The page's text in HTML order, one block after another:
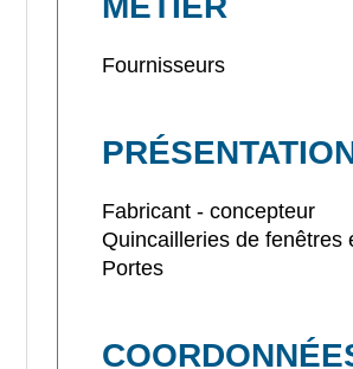
Fournisseurs
Fabricant - concepteur
Quincailleries de fenêtres
Portes